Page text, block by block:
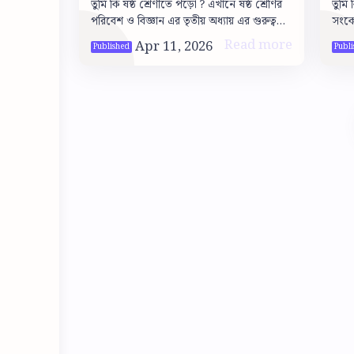
Mixture
তুমি কি ষষ্ঠ শ্রেণীতে পড়ো ? এখানে ষষ্ঠ শ্রেণির
পরিবেশ ও বিজ্ঞান এর তৃতীয় অধ্যায় এর গুরুত্বপূর্ণ
একটি টপিক : মিশ্রণ, মিশ্রণ পৃথকীকরণ ,
পরিস্রাবণ, ক…
তুমি